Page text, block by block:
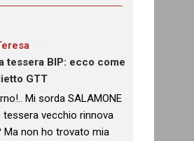
tessera BIP: ecco come
GTT
Mi sorda SALAMONE
tessera vecchio rinnova
Ma non ho trovato mia